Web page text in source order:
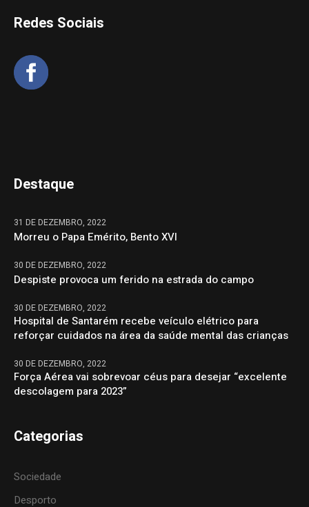
Redes Sociais
Destaque
31 DE DEZEMBRO, 2022
Morreu o Papa Emérito, Bento XVI
30 DE DEZEMBRO, 2022
Despiste provoca um ferido na estrada do campo
30 DE DEZEMBRO, 2022
Hospital de Santarém recebe veículo elétrico para
reforçar cuidados na área da saúde mental das crianças
30 DE DEZEMBRO, 2022
Força Aérea vai sobrevoar céus para desejar “excelente
descolagem para 2023”
Categorias
Sociedade
Desporto